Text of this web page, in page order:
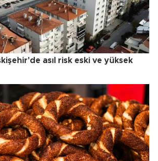
asıl risk eski ve yüksek